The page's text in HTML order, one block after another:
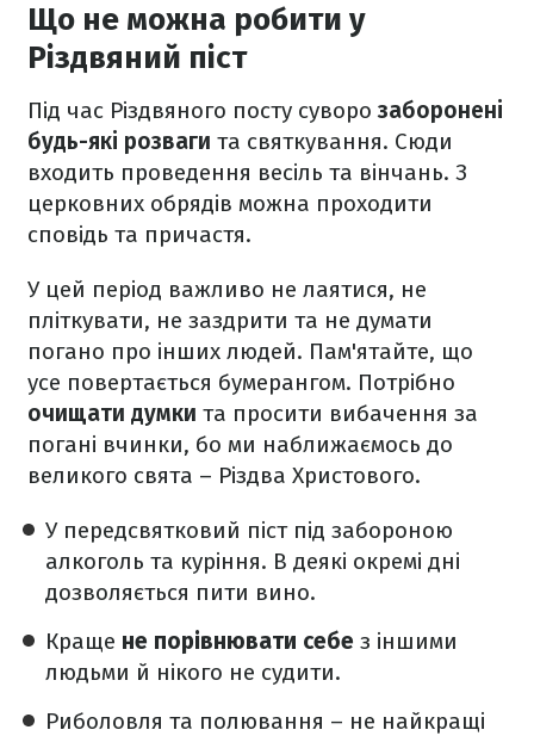
Що не можна робити у
Різдвяний піст
Під час Різдвяного посту суворозаборонені
будь-які розваги та святкування. Сюди
входить проведення весіль та вінчань. З
церковних обрядів можна проходити
сповідь та причастя.
У цей період важливо не лаятися, не
пліткувати, не заздрити та не думати
погано про інших людей. Пам'ятайте, що
усе повертається бумерангом. Потрібно
очищати думки та просити вибачення за
погані вчинки, бо ми наближаємось до
великого свята – Різдва Христового.
У передсвятковий піст під забороною
алкоголь та куріння. В деякі окремі дні
дозволяється пити вино.
Краще не порівнювати себе з іншими
людьми й нікого не судити.
Риболовля та полювання – не найкращі